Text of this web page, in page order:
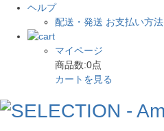
ヘルプ
配送・発送 お支払い方法
マイページ
商品数:0点
カートを見る